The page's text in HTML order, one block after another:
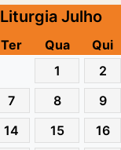
Liturgia Julho
Ter Qua Qui
1
2
7 8 9
14 15 16